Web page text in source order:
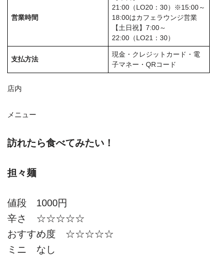
営業時間
21:00（LO20：30）※15:00～
18:00はカフェラウンジ営業
【土日祝】7:00～
22:00（LO21：30）
支払方法
現金・クレジットカード・電
子マネー・QRコード
店内
メニュー
訪れたら食べてみたい！
担々麺
値段 1000円
辛さ ☆☆☆☆☆
おすすめ度 ☆☆☆☆☆
ミニ なし